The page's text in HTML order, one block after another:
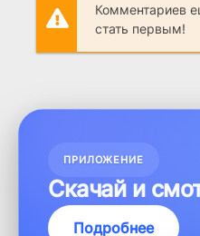
Комментариев
стать первым!
ПРИЛОЖЕНИЕ
Скачай и
Подробнее